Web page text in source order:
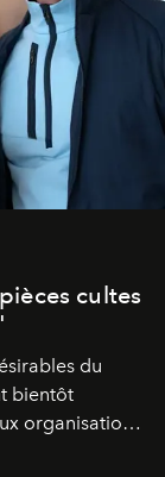
cultes
du
bientôt
organisations